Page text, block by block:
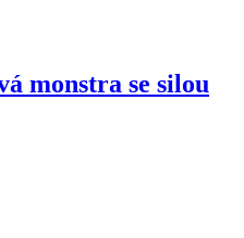
monstra se silou